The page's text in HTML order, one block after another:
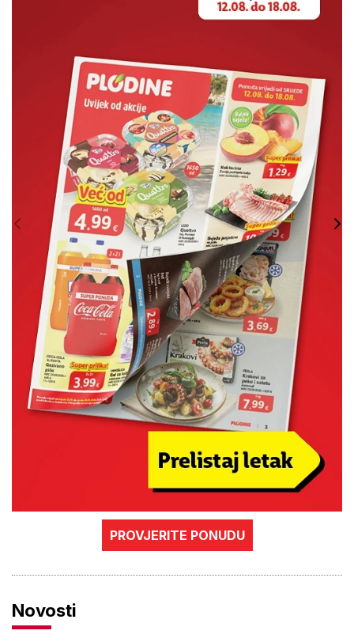
PROVJERITE PONUDU
Novosti